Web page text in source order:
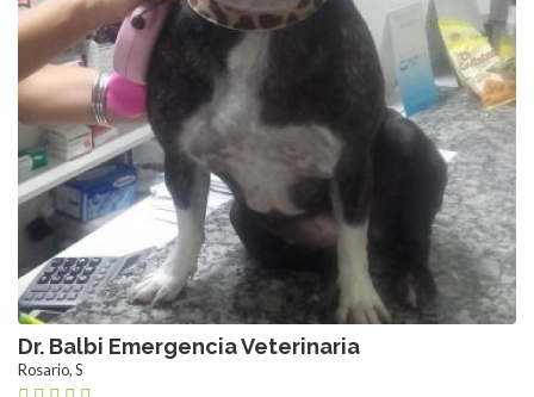
Dr. Balbi Emergencia Veterinaria
Rosario, S